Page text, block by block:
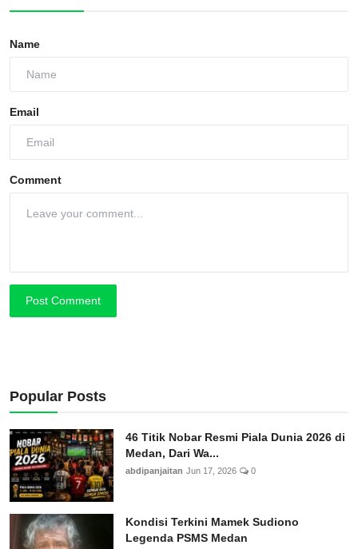
Name
Email
Comment
Post Comment
Popular Posts
46 Titik Nobar Resmi Piala Dunia 2026 di
Medan, Dari Wa...
abdipanjaitan Jun 17, 2026 0
Kondisi Terkini Mamek Sudiono
Legenda PSMS Medan